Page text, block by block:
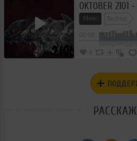
OKTOBER 2101
Микс Techno